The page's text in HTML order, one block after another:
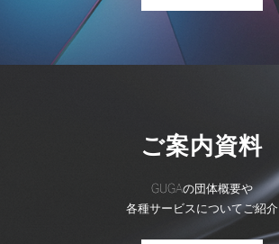
ご案内資料
GUGAの団体概要や
各種サービスについてご紹介